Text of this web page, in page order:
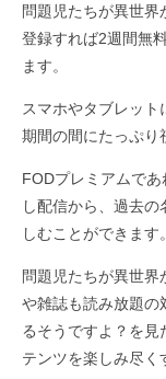
問題児たちが異世
登録すれば2週間無
ます。
スマホやタブレッ
期間の間にたっぷり
FODプレミアムで
し配信から、過去
しむことができます。
問題児たちが異世
や雑誌も読み放題の
るそうですよ？を
テンツを楽しみ尽く